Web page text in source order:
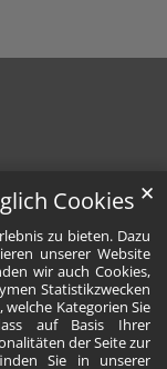
Cookies
zu bieten. Dazu
unserer Website
wir auch Cookies,
Statistikzwecken
Kategorien Sie
auf Basis Ihrer
der Seite zur
Sie in unserer
✕